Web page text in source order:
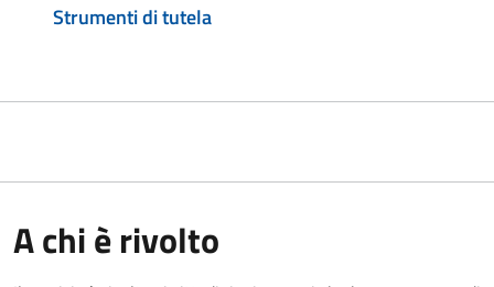
Strumenti di tutela
A chi è rivolto